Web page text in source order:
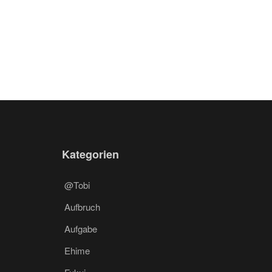
Kategorien
@Tobi
Aufbruch
Aufgabe
Ehime